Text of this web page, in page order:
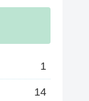
1
14